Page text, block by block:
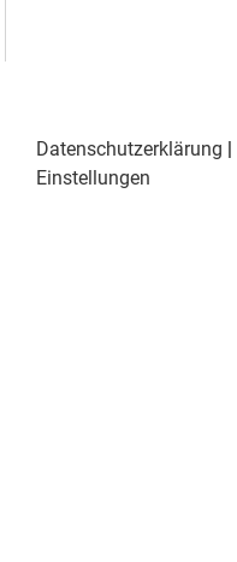
Datenschutzerklärung |
Einstellungen